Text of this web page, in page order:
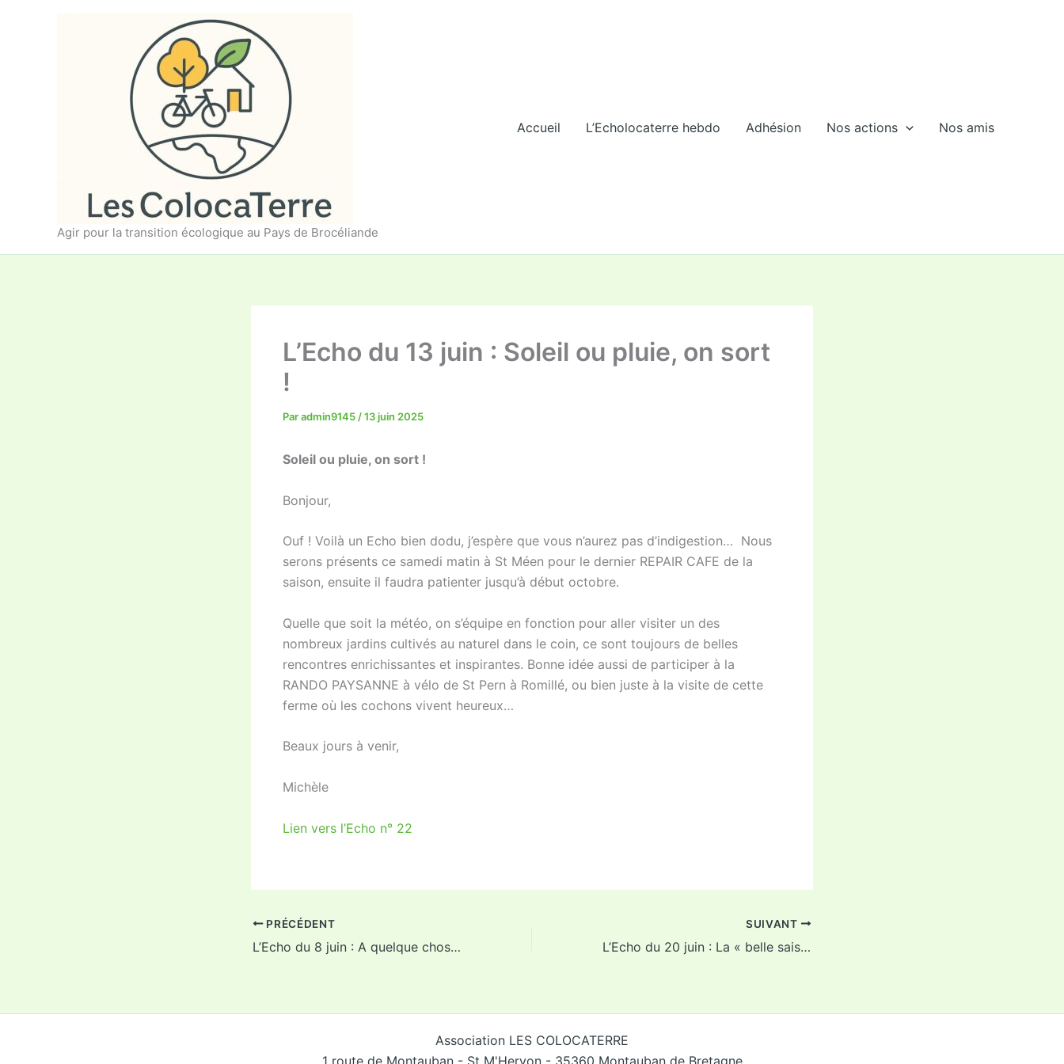
Agir pour la transition écologique au Pays de Brocéliande
Accueil L’Echolocaterre hebdo Adhésion Nos actions Nos amis
L’Echo du 13 juin : Soleil ou pluie, on sort
!
Paradmin9145 /13 juin 2025
Soleil ou pluie, on sort !
Bonjour,
Ouf ! Voilà un Echo bien dodu, j’espère que vous n’aurez pas d’indigestion… Nous
serons présents ce samedi matin à St Méen pour le dernier REPAIR CAFE de la
saison, ensuite il faudra patienter jusqu’à début octobre.
Quelle que soit la météo, on s’équipe en fonction pour aller visiter un des
nombreux jardins cultivés au naturel dans le coin, ce sont toujours de belles
rencontres enrichissantes et inspirantes. Bonne idée aussi de participer à la
RANDO PAYSANNE à vélo de St Pern à Romillé, ou bien juste à la visite de cette
ferme où les cochons vivent heureux…
Beaux jours à venir,
Michèle
Lien vers l’Echo n° 22
PRÉCÉDENT
L’Echo du 8 juin : A quelque chose malheur est bon…
SUIVANT
L’Echo du 20 juin : La « belle saison », vraiment ?
Association LES COLOCATERRE
1 route de Montauban - St M'Hervon - 35360 Montauban de Bretagne